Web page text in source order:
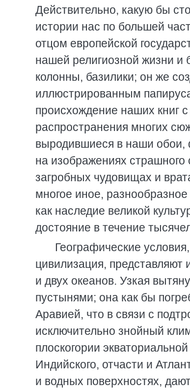
Действительно, какую бы
истории нас по большей
отцом европейской
нашей религиозной жизни
колонны, базилики; он же
иллюстрированным
происхождение наших книг
распространения многих
выродившиеся в наши обои,
на изображениях страшного
загробных чудовищах и
многое иное,
как наследие великой
достояние в течение
Географические
цивилизация, представляют
и двух океанов. Узкая
пустынями; она как бы
Аравией, что в связи с
исключительно знойный
плоскогории
Индийского, отчасти и
и водных поверхностях,